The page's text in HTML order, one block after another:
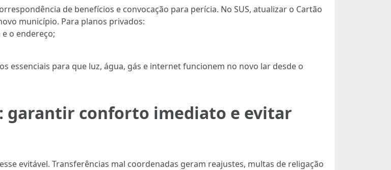
de benefícios e convocação para perícia. No SUS, atualizar o Cartão
município. Para planos privados:
o endereço;
essenciais para que luz, água, gás e internet funcionem no novo lar desde o
garantir conforto imediato e evitar
evitável. Transferências mal coordenadas geram reajustes, multas de religação